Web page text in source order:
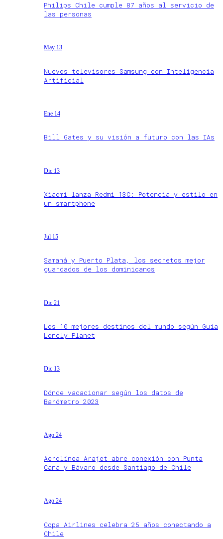
Philips Chile cumple 87 años al servicio de
las personas
May 13
Nuevos televisores Samsung con Inteligencia
Artificial
Ene 14
Bill Gates y su visión a futuro con las IAs
Dic 13
Xiaomi lanza Redmi 13C: Potencia y estilo en
un smartphone
Jul 15
Samaná y Puerto Plata, los secretos mejor
guardados de los dominicanos
Dic 21
Los 10 mejores destinos del mundo según Guía
Lonely Planet
Dic 13
Dónde vacacionar según los datos de
Barómetro 2023
Ago 24
Aerolínea Arajet abre conexión con Punta
Cana y Bávaro desde Santiago de Chile
Ago 24
Copa Airlines celebra 25 años conectando a
Chile